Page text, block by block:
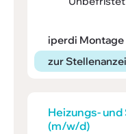
iperdi Montage
zur
Heizungs-
(m/w/d)